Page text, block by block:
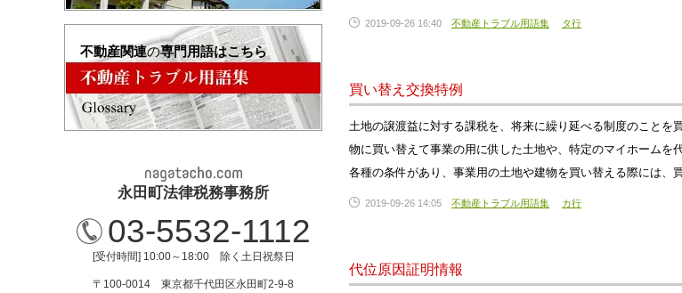
2019-09-26 16:40 不動産トラブル用語集 タ行
買い替え交換特例
土地の譲渡益に対する課税を、将来に繰り延べる制度のこと
物に買い替えて事業の用に供した土地や、特定のマイホーム
各種の条件があり、事業用の土地や建物を買い替える際には
2019-09-26 14:05 不動産トラブル用語集 カ行
代位原因証明情報
不動産関連の専門用語はこちら
永田町法律税務事務所
03-5532-1112
[受付時間] 10:00～18:00 除く土日祝祭日
〒100-0014 東京都千代田区永田町2-9-8